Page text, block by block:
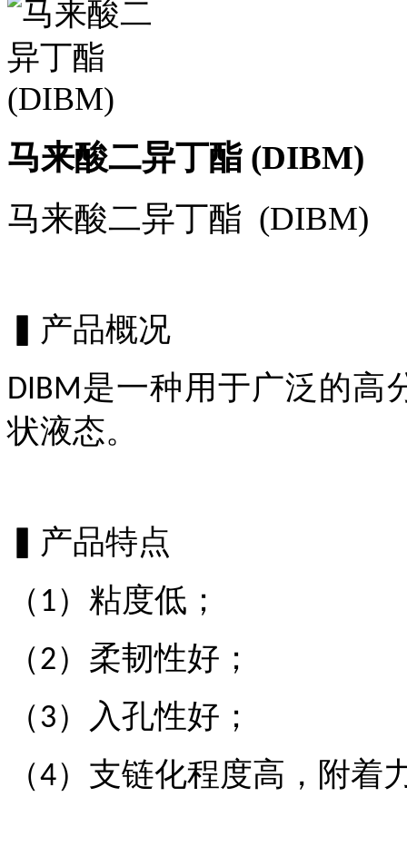
马来酸二异丁酯 (DIBM)
马来酸二异丁酯 (DIBM)
▍产品概况
DIBM是一种用于广泛的高
状液态。
▍产品特点
（ 1） 粘度低 ；
（2）柔韧性好 ；
（3）入孔性好 ；
（4） 支链化程度高，附着